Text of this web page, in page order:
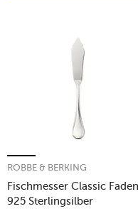
Fischmesser Classic Faden
925 Sterlingsilber
ROBBE & BERKING